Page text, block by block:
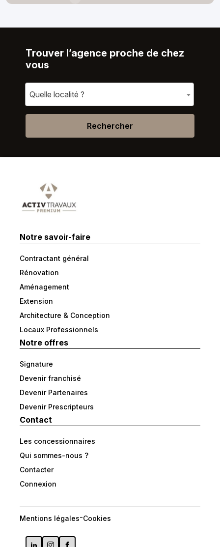
Trouver l’agence proche de chez
vous
Quelle localité ?
Rechercher
Notre savoir-faire
Contractant général
Rénovation
Aménagement
Extension
Architecture & Conception
Locaux Professionnels
Notre offres
Signature
Devenir franchisé
Devenir Partenaires
Devenir Prescripteurs
Contact
Les concessionnaires
Qui sommes-nous ?
Contacter
Connexion
Mentions légales-Cookies